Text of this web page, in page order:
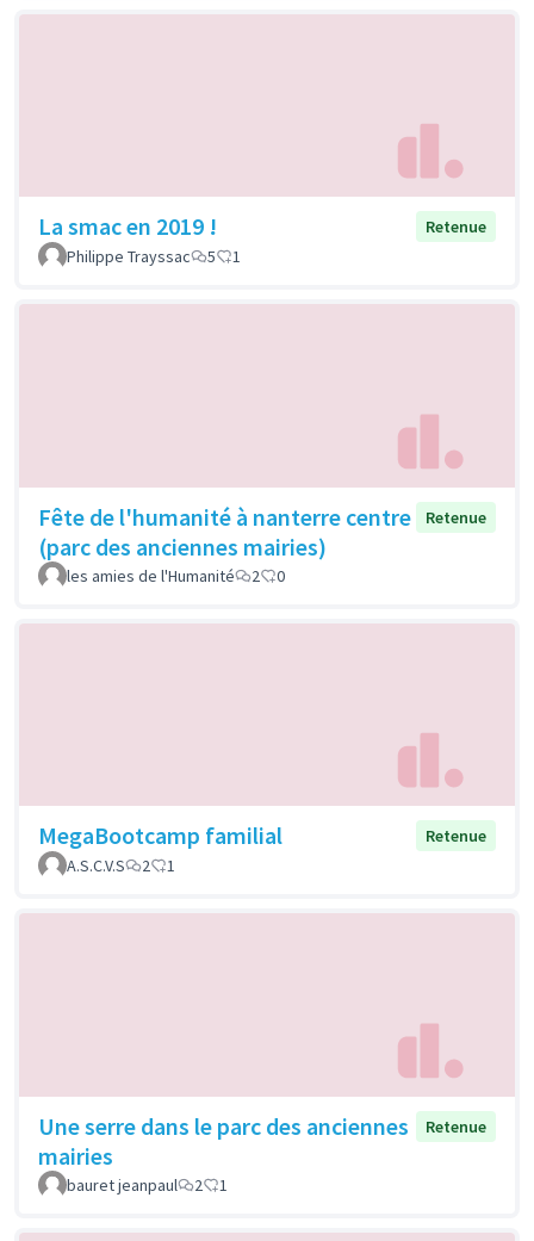
La smac en 2019 !
Retenue
Philippe Trayssac
5 1
Fête de l'humanité à nanterre centre
(parc des anciennes mairies)
Retenue
les amies de l'Humanité 2 0
MegaBootcamp familial
Retenue
A.S.C.V.S
2 1
Une serre dans le parc des anciennes
mairies
Retenue
bauret jeanpaul 2 1